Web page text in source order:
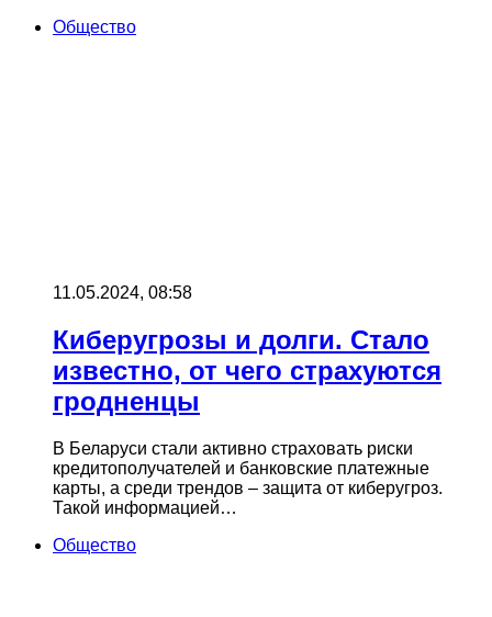
Общество
11.05.2024, 08:58
Киберугрозы и долги. Стало
известно, от чего страхуются
гродненцы
В Беларуси стали активно страховать риски
кредитополучателей и банковские платежные
карты, а среди трендов – защита от киберугроз.
Такой информацией…
Общество